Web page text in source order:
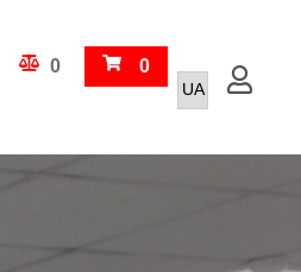
Порівняння
0 Кошик
0
Увійти